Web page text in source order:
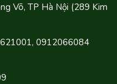
Võ, TP Hà Nội (289 Kim
0912066084